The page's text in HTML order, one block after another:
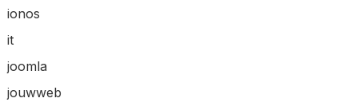
ionos
it
joomla
jouwweb